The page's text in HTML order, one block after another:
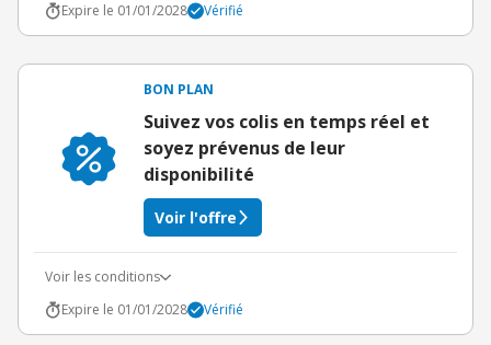
Expire le 01/01/2028
Vérifié
BON PLAN
Suivez vos colis en temps réel et
soyez prévenus de leur
disponibilité
Voir l'offre
Voir les conditions
Expire le 01/01/2028
Vérifié